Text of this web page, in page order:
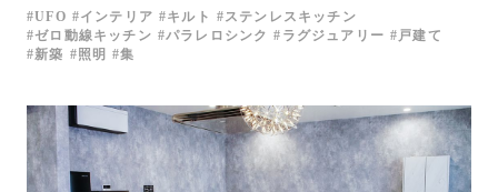
UFO インテリア キルト
ステンレスキッチン
ゼロ動線キッチン
パラレロシンク ラグジュアリー
戸建て
新築
照明 集